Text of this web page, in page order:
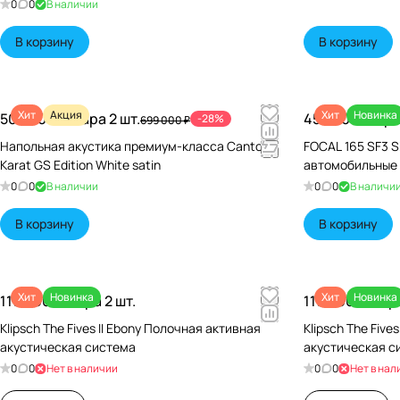
0 0 В наличии
В корзину В корзину
Хит Акция
500 000 ₽/Пара 2 шт.699 000 ₽ -28%
Напольная акустика премиум-класса Canton
Karat GS Edition White satin
0 0 В наличии
В корзину
Хит Новинка
45 640 ₽/
FOCAL 165 SF3
автомобильные
0 0 В наличии
В корзину
Хит Новинка
119 990 ₽/Пара 2 шт.
Klipsch The Fives II Ebony Полочная активная
акустическая система
0 0 Нет в наличии
Хит Новинка
119 990 ₽/
Klipsch The
акустическая
0 0 Нет в